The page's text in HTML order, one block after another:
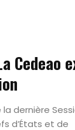
Cedeao
la dernière
d’États et de